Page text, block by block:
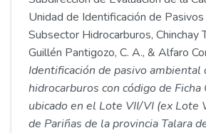
Unidad de Identificación de
Subsector Hidrocarburos, Chinchay
Guillén Pantigozo, C. A., & Alfaro
Identificación de pasivo
hidrocarburos con código de Ficha
ubicado en el Lote VII/VI (ex Lote
de Pariñas de la provincia Talara